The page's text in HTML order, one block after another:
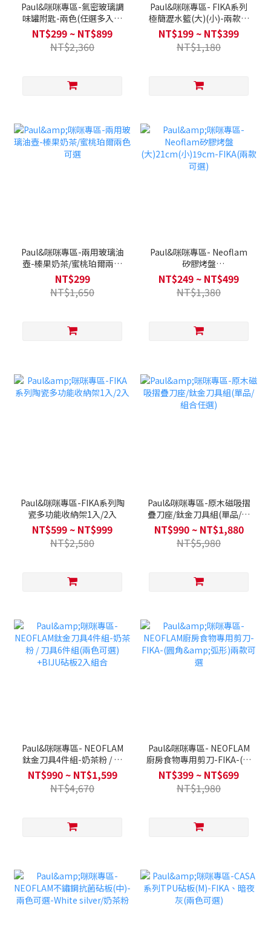
Paul&咪咪專區-氣密玻璃調
味罐附匙-兩色(任選多入組
合優惠)
NT$299 ~ NT$899
NT$2,360
Paul&咪咪專區- FIKA系列
極簡瀝水籃(大)(小)-兩款可
NT$199 ~ NT$399
NT$1,180
Paul&咪咪專區-兩用玻璃油
壺-榛果奶茶/蜜桃珀爾兩色
可選
NT$299
NT$1,650
Paul&咪咪專區- Neoflam
矽膠烤盤
(大)21cm(小)19cm-
FIKA(兩款可選)
NT$249 ~ NT$499
NT$1,380
Paul&咪咪專區-FIKA系列陶
瓷多功能收納架1入/2入
NT$599 ~ NT$999
NT$2,580
Paul&咪咪專區-原木磁吸摺
疊刀座/鈦金刀具組(單品/組
合任選)
NT$990 ~ NT$1,880
NT$5,980
Paul&咪咪專區- NEOFLAM
鈦金刀具4件組-奶茶粉 / 刀
具6件組(兩色可選) +BIJU砧
板2入組合
NT$990 ~ NT$1,599
NT$4,670
Paul&咪咪專區- NEOFLAM
廚房食物專用剪刀-FIKA-(圓
角&弧形)兩款可選
NT$399 ~ NT$699
NT$1,980